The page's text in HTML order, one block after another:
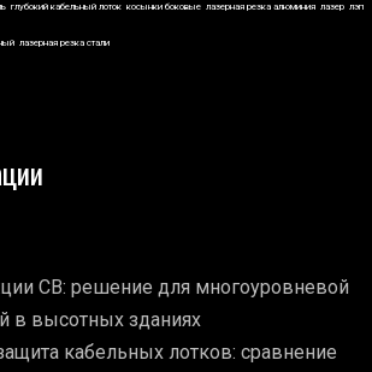
глубокий кабельный лоток косынки боковые лазерная резка алюминия лазер лэп
лазерная резка стали
СВ: решение для многоуровневой
в высотных зданиях
кабельных лотков: сравнение